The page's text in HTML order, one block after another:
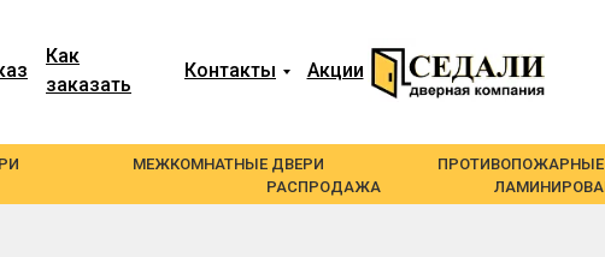
Как
заказать
Контакты Акции
МЕЖКОМНАТНЫЕ ДВЕРИ ПРОТИВОПОЖАРНЫЕ
РАСПРОДАЖА